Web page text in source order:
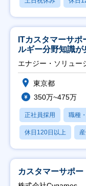
ITカスタマーサ
ルギー分野知識が
エナジー・ソリュー
東京都
350万~475万
正社員採用 職種
休日120日以上
カスタマーサポ